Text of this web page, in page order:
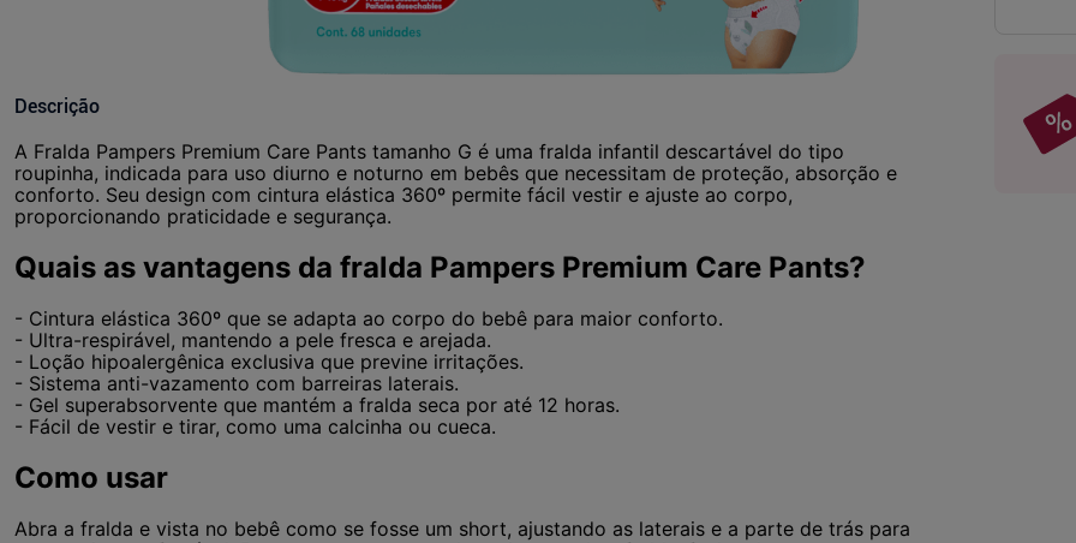
Descrição
A Fralda Pampers Premium Care Pants tamanho G é uma fralda infantil descartável do tipo
roupinha, indicada para uso diurno e noturno em bebês que necessitam de proteção, absorção e
conforto. Seu design com cintura elástica 360º permite fácil vestir e ajuste ao corpo,
proporcionando praticidade e segurança.
Quais as vantagens da fralda Pampers Premium Care Pants?
- Cintura elástica 360º que se adapta ao corpo do bebê para maior conforto.
- Ultra-respirável, mantendo a pele fresca e arejada.
- Loção hipoalergênica exclusiva que previne irritações.
- Sistema anti-vazamento com barreiras laterais.
- Gel superabsorvente que mantém a fralda seca por até 12 horas.
- Fácil de vestir e tirar, como uma calcinha ou cueca.
Como usar
Abra a fralda e vista no bebê como se fosse um short, ajustando as laterais e a parte de trás para